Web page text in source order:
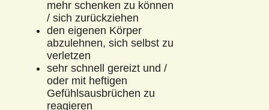
mehr schenken zu können
/ sich zurückziehen
den eigenen Körper
abzulehnen, sich selbst zu
verletzen
sehr schnell gereizt und /
oder mit heftigen
Gefühlsausbrüchen zu
reagieren